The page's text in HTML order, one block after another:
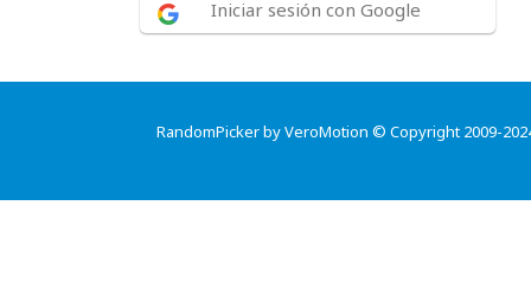
Iniciar sesión con Google
RandomPicker by VeroMotion © Copyright 2009-